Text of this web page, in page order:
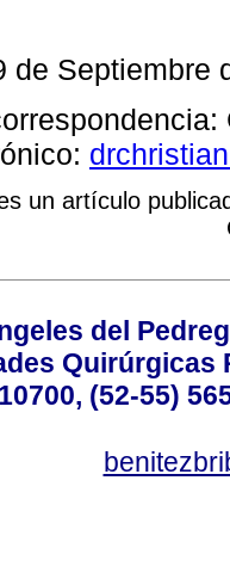
de Septiembre
un artículo
del
Quirúrgicas
10700, (52-55)